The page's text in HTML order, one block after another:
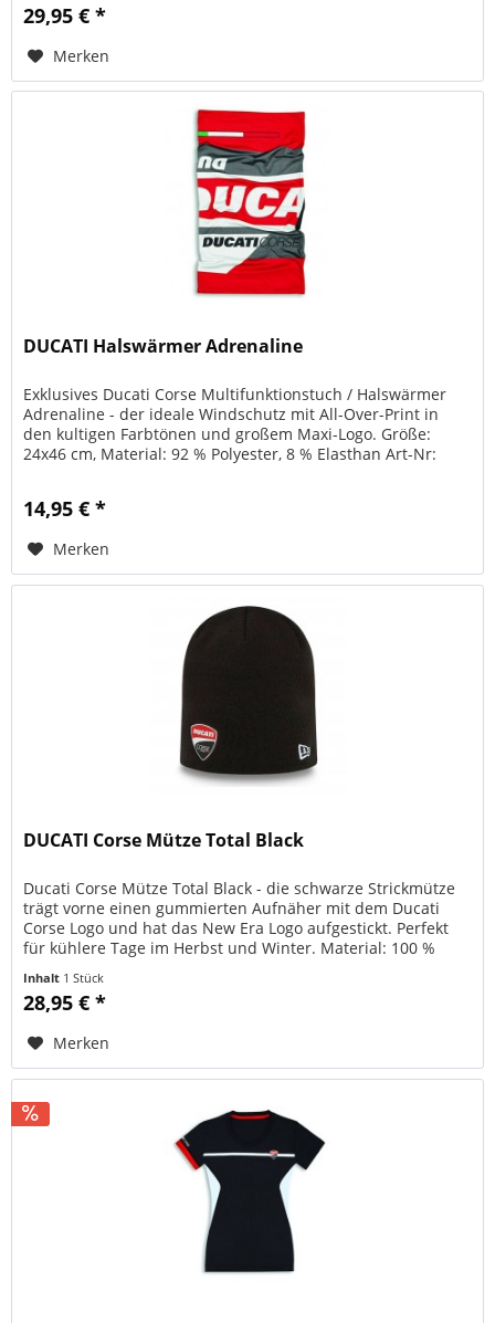
29,95 € *
Merken
DUCATI Halswärmer Adrenaline
Exklusives Ducati Corse Multifunktionstuch / Halswärmer
Adrenaline - der ideale Windschutz mit All-Over-Print in
den kultigen Farbtönen und großem Maxi-Logo. Größe:
24x46 cm, Material: 92 % Polyester, 8 % Elasthan Art-Nr:
14,95 € *
Merken
DUCATI Corse Mütze Total Black
Ducati Corse Mütze Total Black - die schwarze Strickmütze
trägt vorne einen gummierten Aufnäher mit dem Ducati
Corse Logo und hat das New Era Logo aufgestickt. Perfekt
für kühlere Tage im Herbst und Winter. Material: 100 %
Inhalt 1 Stück
28,95 € *
Merken